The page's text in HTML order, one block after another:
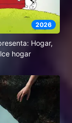
2026
Hogar,
hogar